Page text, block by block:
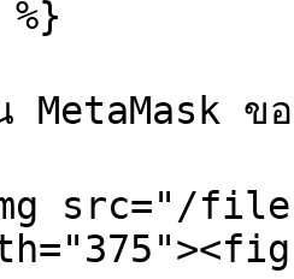
MetaMask ข
src="/files/